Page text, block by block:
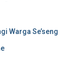
Warga Se’seng